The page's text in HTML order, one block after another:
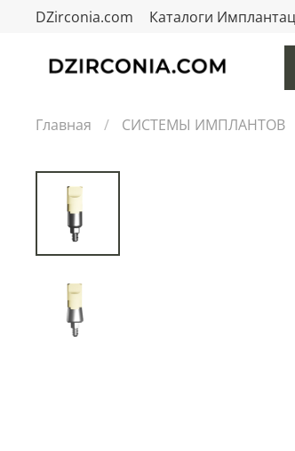
DZirconia.com Каталоги
Главная СИСТЕМЫ ИМПЛАНТОВ